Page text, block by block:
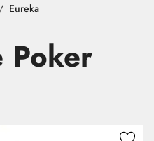
Eureka
Poker